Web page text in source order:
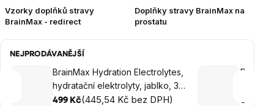
Vzorky doplňků stravy
BrainMax - redirect
Doplňky stravy BrainMax na
prostatu
NEJPRODÁVANĚJŠÍ
BrainMax Hydration Electrolytes,
hydratační elektrolyty, jablko, 30
dávek, 300 g
499 Kč(445,54 Kč bez DPH) 599 Kč